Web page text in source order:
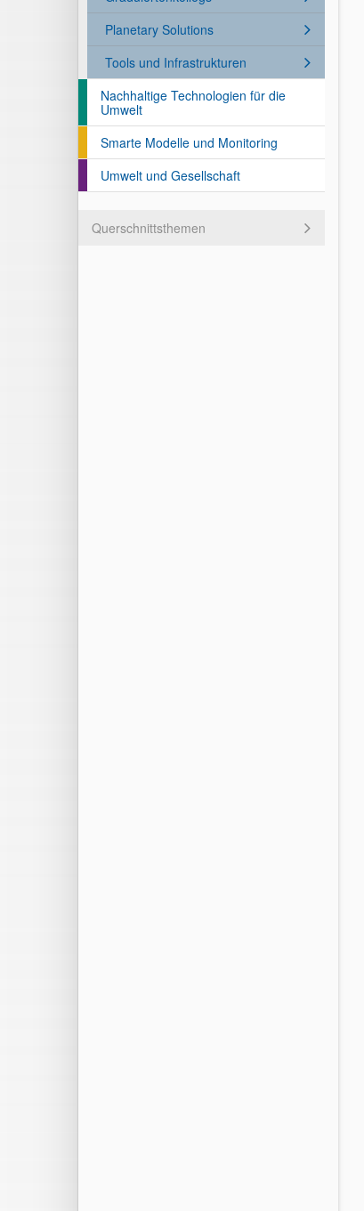
Planetary Solutions
Tools und Infrastrukturen
Nachhaltige Technologien für die
Umwelt
Smarte Modelle und Monitoring
Umwelt und Gesellschaft
Querschnittsthemen